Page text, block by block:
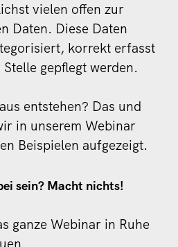
vielen offen zur
Daten. Diese Daten
korrekt erfasst
gepflegt werden.
entstehen? Das und
in unserem Webinar
Beispielen aufgezeigt.
sein? Macht nichts!
ganze Webinar in Ruhe